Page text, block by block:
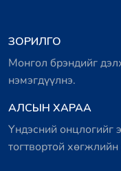
ЗОРИЛГО
Монгол брэндийг
нэмэгдүүлнэ.
АЛСЫН ХАРАА
Үндэсний онцлогийг
тогтвортой